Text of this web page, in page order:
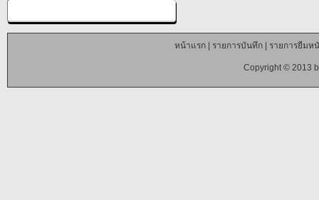
หน้าแรก| รายการบันทึก| รายการยืมห
Copyright © 2013